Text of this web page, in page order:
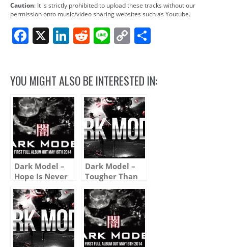
Caution: It is strictly prohibited to upload these tracks without our
permission onto music/video sharing websites such as Youtube.
Facebook
X LinkedIn
Reddit
LineCopy
YOU MIGHT ALSO BE INTERESTED IN:
Dark Model –
Hope Is Never
Gone
Dark Model –
Tougher Than
Steel